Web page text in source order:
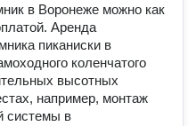
в Воронеже можно как
Аренда
пиканиски в
коленчатого
высотных
например, монтаж
системы в